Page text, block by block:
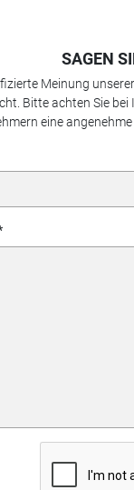
SAGEN
Meinung
Bitte achten Sie
eine